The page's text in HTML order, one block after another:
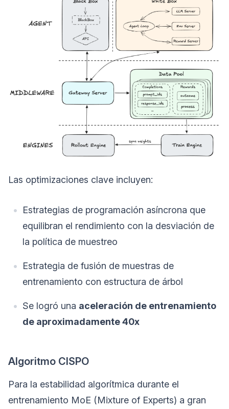
Las optimizaciones clave incluyen:
Estrategias de programación asíncrona que
equilibran el rendimiento con la desviación de
la política de muestreo
Estrategia de fusión de muestras de
entrenamiento con estructura de árbol
Se logró una aceleración de entrenamiento
de aproximadamente 40x
Algoritmo CISPO
Para la estabilidad algorítmica durante el
entrenamiento MoE (Mixture of Experts) a gran